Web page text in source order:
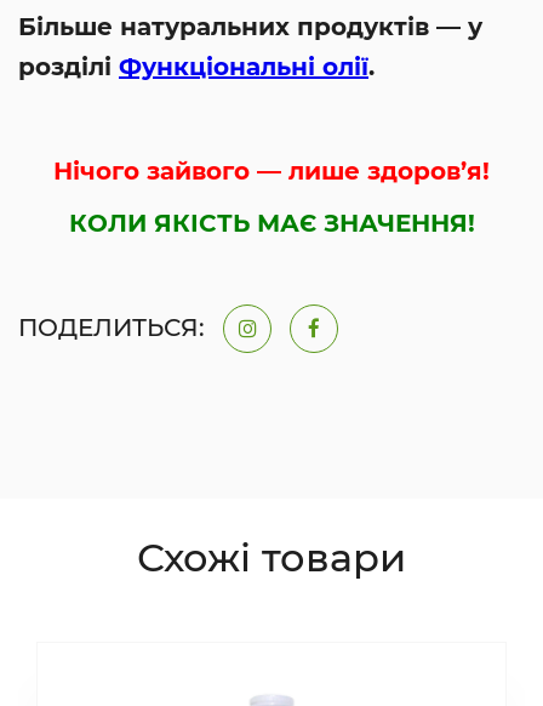
Більше натуральних продуктів — у
розділі Функціональні олії.
Нічого зайвого — лише здоров’я!
КОЛИ ЯКІСТЬ МАЄ ЗНАЧЕННЯ!
ПОДЕЛИТЬСЯ:
Схожі товари